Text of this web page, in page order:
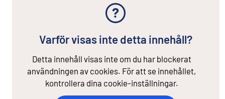
Varför visas inte detta innehåll?
Detta innehåll visas inte om du har blockerat
användningen av cookies. För att se innehållet,
kontrollera dina cookie-inställningar.